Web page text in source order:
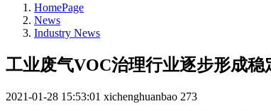
HomePage
News
Industry News
工业废气VOC治理行业逐步形成稳
2021-01-28 15:53:01 xichenghuanbao 273